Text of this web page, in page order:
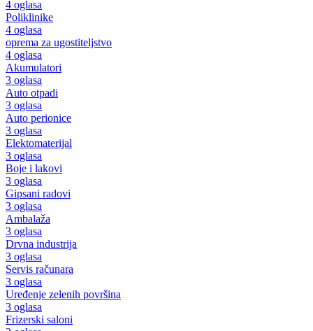
4 oglasa
Poliklinike
4 oglasa
oprema za ugostiteljstvo
4 oglasa
Akumulatori
3 oglasa
Auto otpadi
3 oglasa
Auto perionice
3 oglasa
Elektomaterijal
3 oglasa
Boje i lakovi
3 oglasa
Gipsani radovi
3 oglasa
Ambalaža
3 oglasa
Drvna industrija
3 oglasa
Servis računara
3 oglasa
Uređenje zelenih površina
3 oglasa
Frizerski saloni